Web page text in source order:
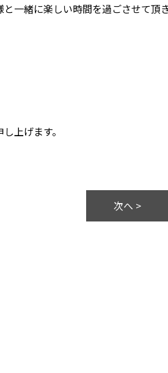
一緒に楽しい時間を過ごさせて頂
上げます。
次へ >